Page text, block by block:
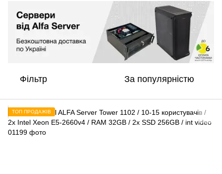
Фільтр За популярністю
ТОП ПРОДАЖІВ